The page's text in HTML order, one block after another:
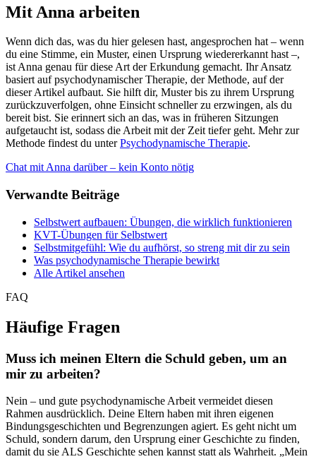
Mit Anna arbeiten
Wenn dich das, was du hier gelesen hast, angesprochen hat – wenn
du eine Stimme, ein Muster, einen Ursprung wiedererkannt hast –,
ist Anna genau für diese Art der Erkundung gemacht. Ihr Ansatz
basiert auf psychodynamischer Therapie, der Methode, auf der
dieser Artikel aufbaut. Sie hilft dir, Muster bis zu ihrem Ursprung
zurückzuverfolgen, ohne Einsicht schneller zu erzwingen, als du
bereit bist. Sie erinnert sich an das, was in früheren Sitzungen
aufgetaucht ist, sodass die Arbeit mit der Zeit tiefer geht. Mehr zur
Methode findest du unterPsychodynamische Therapie.
Chat mit Anna darüber – kein Konto nötig
Verwandte Beiträge
Selbstwert aufbauen: Übungen, die wirklich funktionieren
KVT-Übungen für Selbstwert
Selbstmitgefühl: Wie du aufhörst, so streng mit dir zu sein
Was psychodynamische Therapie bewirkt
Alle Artikel ansehen
FAQ
Häufige Fragen
Muss ich meinen Eltern die Schuld geben, um an
mir zu arbeiten?
Nein – und gute psychodynamische Arbeit vermeidet diesen
Rahmen ausdrücklich. Deine Eltern haben mit ihren eigenen
Bindungsgeschichten und Begrenzungen agiert. Es geht nicht um
Schuld, sondern darum, den Ursprung einer Geschichte zu finden,
damit du sie ALS Geschichte sehen kannst statt als Wahrheit. „Mein